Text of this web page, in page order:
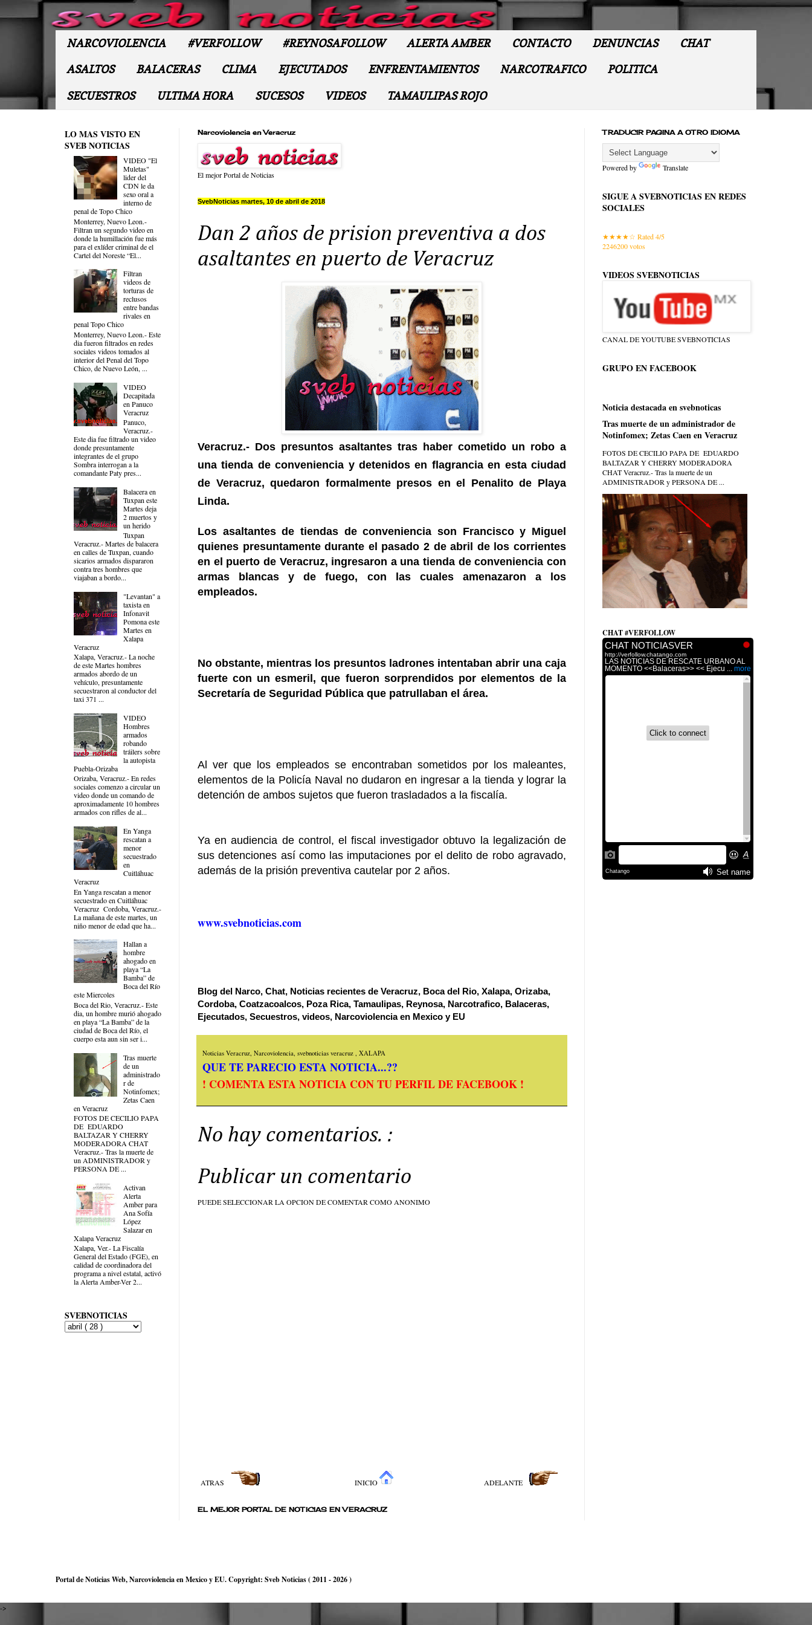
NARCOVIOLENCIA #VERFOLLOW #REYNOSAFOLLOW ALERTA AMBER CONTACTO DENUNCIAS CHAT
ASALTOS BALACERAS CLIMA EJECUTADOS ENFRENTAMIENTOS NARCOTRAFICO POLITICA
SECUESTROS ULTIMA HORA SUCESOS VIDEOS TAMAULIPAS ROJO
Narcoviolencia en Veracruz
El mejor Portal de Noticias
SvebNoticias martes, 10 de abril de 2018
Dan 2 años de prision preventiva a dos
asaltantes en puerto de Veracruz
Veracruz.- Dos presuntos asaltantes tras haber cometido un robo a
una tienda de conveniencia ydetenidos en flagranciaen esta ciudad
de Veracruz, quedaron formalmente presos en el Penalito de Playa
Linda.
Los asaltantes de tiendas de conveniencia son Francisco y Miguel
quienes presuntamente durante el pasado 2 de abril de los corrientes
en el puerto de Veracruz, ingresaron a una tienda de conveniencia con
armas blancas y de fuego, con las cuales amenazaron a los
empleados.
No obstante, mientras los presuntos ladrones intentaban abrir una caja
fuerte con un esmeril, que fueron sorprendidos por elementos de la
Secretaría de Seguridad Pública que patrullaban el área.
Al ver que los empleados se encontraban sometidos por los maleantes,
elementos de la Policía Naval no dudaron en ingresar a la tienda y lograr la
detención de ambos sujetos que fueron trasladados a la fiscalía.
Ya en audiencia de control, el fiscal investigador obtuvo la legalización de
sus detenciones así como las imputaciones por el delito de robo agravado,
además de la prisión preventiva cautelar por 2 años.
www.svebnoticias.com
Blog del Narco, Chat, Noticias recientes de Veracruz, Boca del Rio, Xalapa, Orizaba,
Cordoba, Coatzacoalcos, Poza Rica, Tamaulipas, Reynosa, Narcotrafico, Balaceras,
Ejecutados, Secuestros, videos, Narcoviolencia en Mexico y EU
Noticias Veracruz, Narcoviolencia, svebnoticias veracruz , XALAPA
QUE TE PARECIO ESTA NOTICIA...??
! COMENTA ESTA NOTICIA CON TU PERFIL DE FACEBOOK !
No hay comentarios. :
Publicar un comentario
PUEDE SELECCIONAR LA OPCION DE COMENTAR COMO ANONIMO
ATRAS ADELANTE
INICIO
EL MEJOR PORTAL DE NOTICIAS EN VERACRUZ
LO MAS VISTO EN
SVEB NOTICIAS
VIDEO "El
Muletas"
lider del
CDN le da
sexo oral a
interno de
penal de Topo Chico
Monterrey, Nuevo Leon.-
Filtran un segundo video en
donde la humillación fue más
para el exlíder criminal de el
Cartel del Noreste “El...
Filtran
videos de
torturas de
reclusos
entre bandas
rivales en
penal Topo Chico
Monterrey, Nuevo Leon.- Este
dia fueron filtrados en redes
sociales videos tomados al
interior del Penal del Topo
Chico, de Nuevo León, ...
VIDEO
Decapitada
en Panuco
Veracruz
Panuco,
Veracruz.-
Este dia fue filtrado un video
donde presuntamente
integrantes de el grupo
Sombra interrogan a la
comandante Paty pres...
Balacera en
Tuxpan este
Martes deja
2 muertos y
un herido
Tuxpan
Veracruz.- Martes de balacera
en calles de Tuxpan, cuando
sicarios armados dispararon
contra tres hombres que
viajaban a bordo...
"Levantan" a
taxista en
Infonavit
Pomona este
Martes en
Xalapa
Veracruz
Xalapa, Veracruz.- La noche
de este Martes hombres
armados abordo de un
vehículo, presuntamente
secuestraron al conductor del
taxi 371 ...
VIDEO
Hombres
armados
robando
tráilers sobre
la autopista
Puebla-Orizaba
Orizaba, Veracruz.- En redes
sociales comenzo a circular un
video donde un comando de
aproximadamente 10 hombres
armados con rifles de al...
En Yanga
rescatan a
menor
secuestrado
en
Cuitláhuac
Veracruz
En Yanga rescatan a menor
secuestrado en Cuitláhuac
Veracruz Cordoba, Veracruz.-
La mañana de este martes, un
niño menor de edad que ha...
Hallan a
hombre
ahogado en
playa “La
Bamba” de
Boca del Río
este Miercoles
Boca del Rio, Veracruz.- Este
dia, un hombre murió ahogado
en playa “La Bamba” de la
ciudad de Boca del Río, el
cuerpo esta aun sin ser i...
Tras muerte
de un
administrado
r de
Notinfomex;
Zetas Caen
en Veracruz
FOTOS DE CECILIO PAPA
DE EDUARDO
BALTAZAR Y CHERRY
MODERADORA CHAT
Veracruz.- Tras la muerte de
un ADMINISTRADOR y
PERSONA DE ...
Activan
Alerta
Amber para
Ana Sofía
López
Salazar en
Xalapa Veracruz
Xalapa, Ver.- La Fiscalía
General del Estado (FGE), en
calidad de coordinadora del
programa a nivel estatal, activó
la Alerta Amber-Ver 2...
SVEBNOTICIAS
TRADUCIR PAGINA A OTRO IDIOMA
Powered by Translate
SIGUE A SVEBNOTICIAS EN REDES
SOCIALES
Rated 4/5
2246200votos
VIDEOS SVEBNOTICIAS
CANAL DE YOUTUBE SVEBNOTICIAS
GRUPO EN FACEBOOK
Noticia destacada en svebnoticas
Tras muerte de un administrador de
Notinfomex; Zetas Caen en Veracruz
FOTOS DE CECILIO PAPA DE EDUARDO
BALTAZAR Y CHERRY MODERADORA
CHAT Veracruz.- Tras la muerte de un
ADMINISTRADOR y PERSONA DE ...
CHAT #VERFOLLOW
Portal de Noticias Web, Narcoviolencia en Mexico y EU. Copyright: Sveb Noticias ( 2011 - 2026 )
->